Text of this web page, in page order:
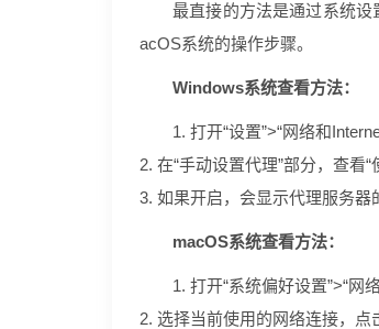
最直接的方法是通过系统
acOS系统的操作步骤。
Windows系统查看方法：
1. 打开“设置”>“网络和
2. 在“手动设置代理”部分，查看
3. 如果开启，会显示代理服务器
macOS系统查看方法：
1. 打开“系统偏好设置”>“网
2. 选择当前使用的网络连接，点